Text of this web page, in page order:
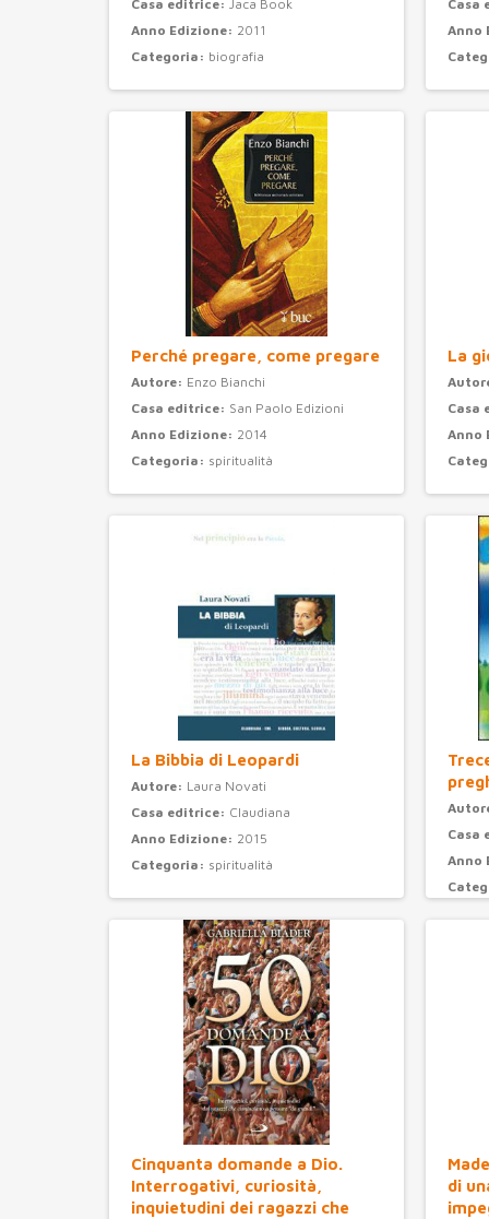
Casa editrice: Jaca Book
Anno Edizione: 2011
Categoria: biografia
Casa
Anno
Perché pregare, come pregare
Autore: Enzo Bianchi
Casa editrice: San Paolo Edizioni
Anno Edizione: 2014
Categoria: spiritualità
La
Casa
Anno
La Bibbia di Leopardi
Autore: Laura Novati
Casa editrice: Claudiana
Anno Edizione: 2015
Categoria: spiritualità
Casa
Anno
Cinquanta domande a Dio.
Interrogativi, curiosità,
inquietudini dei ragazzi che
di